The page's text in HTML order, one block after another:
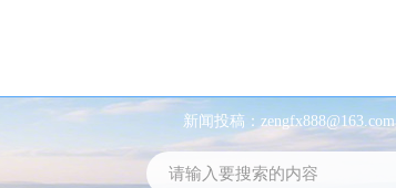
新闻投稿： zengfx888@163.com